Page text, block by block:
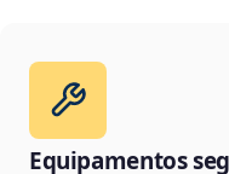
Equipamentos